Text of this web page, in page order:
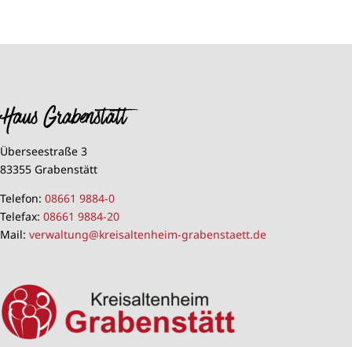
Haus Grabenstätt
Überseestraße 3
83355 Grabenstätt
Telefon: 08661 9884-0
Telefax: 08661 9884-20
Mail: verwaltung@kreisaltenheim-grabenstaett.de